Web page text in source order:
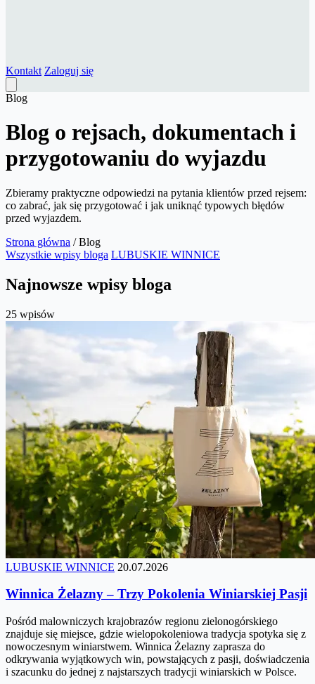
Kontakt Zaloguj się
Blog
Blog o rejsach, dokumentach i
przygotowaniu do wyjazdu
Zbieramy praktyczne odpowiedzi na pytania klientów przed rejsem:
co zabrać, jak się przygotować i jak uniknąć typowych błędów
przed wyjazdem.
Strona główna / Blog
Wszystkie wpisy bloga LUBUSKIE WINNICE
Najnowsze wpisy bloga
25 wpisów
LUBUSKIE WINNICE 20.07.2026
Winnica Żelazny – Trzy Pokolenia Winiarskiej Pasji
Pośród malowniczych krajobrazów regionu zielonogórskiego
znajduje się miejsce, gdzie wielopokoleniowa tradycja spotyka się z
nowoczesnym winiarstwem. Winnica Żelazny zaprasza do
odkrywania wyjątkowych win, powstających z pasji, doświadczenia
i szacunku do jednej z najstarszych tradycji winiarskich w Polsce.